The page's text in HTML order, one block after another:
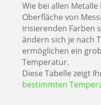
Wie bei allen
Oberfläche von
irisierenden Farben
ändern sich je nach
ermöglichen ein
Temperatur.
Diese Tabelle zeigt
bestimmten